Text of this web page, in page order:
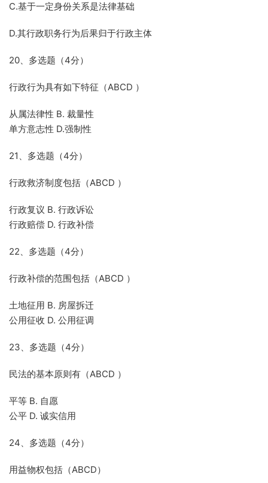
C.基于一定身份关系是法律基础
D.其行政职务行为后果归于行政主体
20、多选题（4分）
行政行为具有如下特征（ABCD ）
从属法律性 B. 裁量性
单方意志性 D.强制性
21、多选题（4分）
行政救济制度包括（ABCD ）
行政复议 B. 行政诉讼
行政赔偿 D. 行政补偿
22、多选题（4分）
行政补偿的范围包括（ABCD ）
土地征用 B. 房屋拆迁
公用征收 D. 公用征调
23、多选题（4分）
民法的基本原则有（ABCD ）
平等 B. 自愿
公平 D. 诚实信用
24、多选题（4分）
用益物权包括（ABCD）